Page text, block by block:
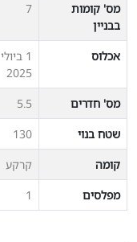
מס' קומות
בבניין
7
אכלוס
1 ביולי
2025
מס' חדרים
5.5
שטח בנוי
130
קומה
קרקע
מפלסים
1